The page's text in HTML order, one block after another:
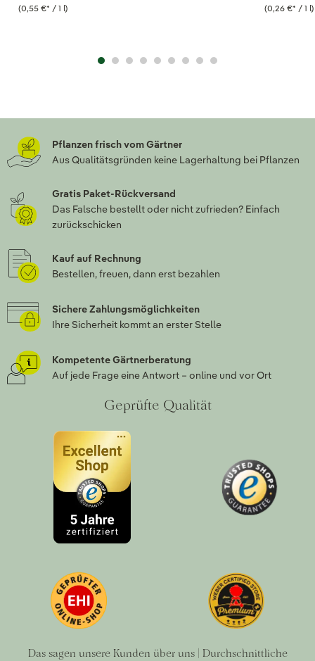
(0,55 €* / 1 l)
(0,26 €* / 1 l)
Pflanzen frisch vom Gärtner
Aus Qualitätsgründen keine Lagerhaltung bei Pflanzen
Gratis Paket-Rückversand
Das Falsche bestellt oder nicht zufrieden? Einfach
zurückschicken
Kauf auf Rechnung
Bestellen, freuen, dann erst bezahlen
Sichere Zahlungsmöglichkeiten
Ihre Sicherheit kommt an erster Stelle
Kompetente Gärtnerberatung
Auf jede Frage eine Antwort – online und vor Ort
Geprüfte Qualität
Das sagen unsere Kunden über uns | Durchschnittliche